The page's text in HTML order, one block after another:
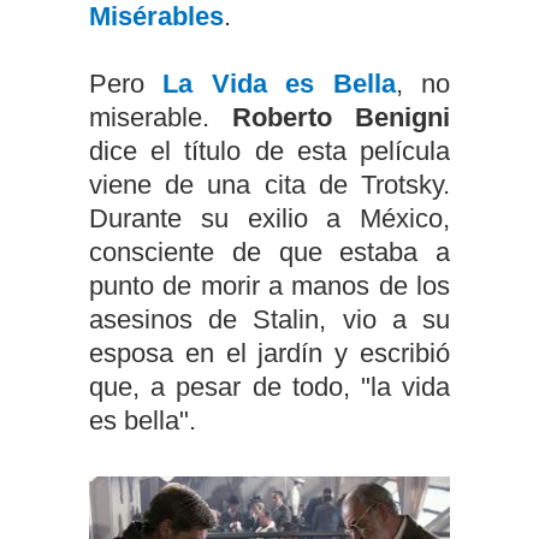
Misérables.
Pero La Vida es Bella, no
miserable. Roberto Benigni
dice el título de esta película
viene de una cita de Trotsky.
Durante su exilio a México,
consciente de que estaba a
punto de morir a manos de los
asesinos de Stalin, vio a su
esposa en el jardín y escribió
que, a pesar de todo, "la vida
es bella".